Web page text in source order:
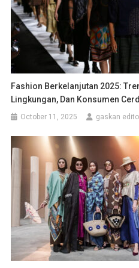
Fashion Berkelanjutan 2025:
Lingkungan, Dan Konsumen
October 11, 2025 gaskan